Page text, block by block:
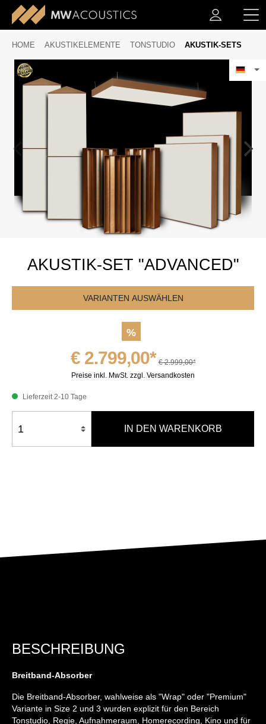
HOME AKUSTIKELEMENTE TONSTUDIO AKUSTIK-SETS
AKUSTIK-SET "ADVANCED"
VARIANTEN AUSWÄHLEN
%
€ 2.799,00* € 2.999,00*
Preise inkl. MwSt. zzgl. Versandkosten
Lieferzeit 2-10 Tage
IN DEN WARENKORB
BESCHREIBUNG
Breitband-Absorber
Die Breitband-Absorber, wahlweise als "Wrap" oder "Premium"
Variante in Size 2 und 3 wurden explizit für den Bereich
Tonstudio, Regie, Aufnahmeraum, Homerecording, Kino und für